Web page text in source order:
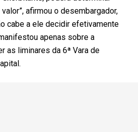
afirmou o desembargador,
cabe a ele decidir efetivamente
apenas sobre a
as liminares da 6ª Vara de